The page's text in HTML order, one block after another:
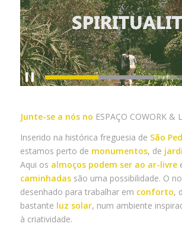
Junte-se a nós no ESPAÇO COWORK &
Inserido na histórica freguesia de São
estamos perto de monumentos, de
Aqui os almoços podem ser ao ar-livre
caminhadassão uma possibilidade. O
desenhado para trabalhar em conforto,
bastante luz solar, num ambiente
à criatividade.